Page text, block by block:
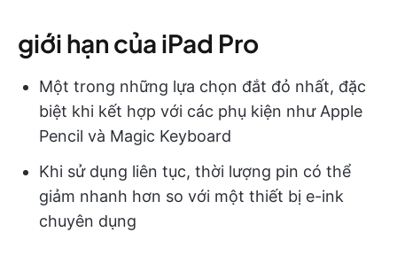
giới hạn của iPad Pro
Một trong những lựa chọn đắt đỏ nhất, đặc
biệt khi kết hợp với các phụ kiện như Apple
Pencil và Magic Keyboard
Khi sử dụng liên tục, thời lượng pin có thể
giảm nhanh hơn so với một thiết bị e-ink
chuyên dụng